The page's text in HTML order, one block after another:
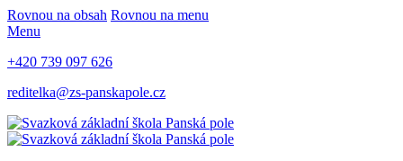
Rovnou na obsah Rovnou na menu
Menu
+420 739 097 626
reditelka@zs-panskapole.cz